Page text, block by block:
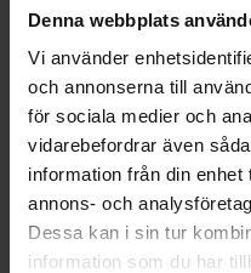
Denna webbplats
Vi använder
och annonserna till
för sociala medier och
vidarebefordrar även
information från din
annons- och
Dessa kan i sin tur
information som du har
statsvetaren Jenny
tråkig partiledare i
känslomässig
Ledarskap
Text:Fredrik Kullberg
Publicerad2026-08-03